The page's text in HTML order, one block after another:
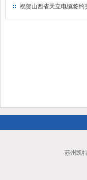
厂自然换气老化试验箱
祝贺山西省天立电缆签约
苏州凯